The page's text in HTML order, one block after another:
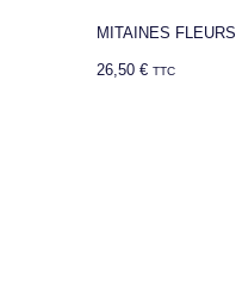
MITAINES FLEURS
26,50€ TTC